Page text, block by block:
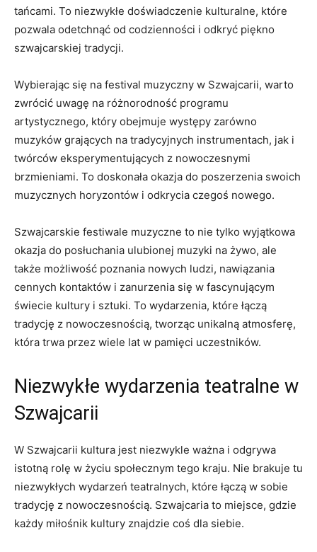
tańcami. To niezwykłe doświadczenie‍ kulturalne, które
‌pozwala odetchnąć od codzienności i odkryć piękno
szwajcarskiej tradycji.
Wybierając się ‌na festival muzyczny​ w⁣ Szwajcarii, warto
zwrócić uwagę na różnorodność ‍programu
artystycznego, ‌który obejmuje występy zarówno
muzyków grających na tradycyjnych ‌instrumentach, jak i
twórców eksperymentujących z nowoczesnymi
brzmieniami. To doskonała okazja‌ do ​poszerzenia swoich
muzycznych horyzontów i odkrycia czegoś nowego.
Szwajcarskie festiwale muzyczne to nie ‍tylko ​wyjątkowa⁤
okazja do posłuchania ulubionej muzyki na żywo,⁢ ale
także możliwość poznania nowych ludzi, nawiązania
cennych ⁤kontaktów i ‌zanurzenia się w fascynującym
świecie kultury i sztuki. ⁣To‌ wydarzenia, które ‍łączą
tradycję z nowoczesnością, tworząc unikalną ​atmosferę,
która trwa⁤ przez wiele lat⁣ w pamięci uczestników.
Niezwykłe wydarzenia ⁢teatralne ‍w
Szwajcarii
W Szwajcarii kultura​ jest niezwykle‍ ważna i odgrywa
istotną rolę w życiu społecznym tego kraju. Nie brakuje ⁣tu
niezwykłych⁣ wydarzeń teatralnych, które łączą w sobie
⁤tradycję z nowoczesnością. Szwajcaria ​to ‌miejsce, gdzie
⁤każdy miłośnik ⁣kultury znajdzie coś dla siebie.